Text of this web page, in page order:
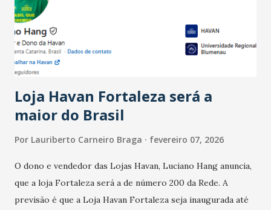
registraram equilíbrio financeiro. Já o percentual de
estabelecimentos no prejuízo ficou em 19%, pouco abaixo
do observado no mês anterior. Outros 1% não existiam em
novembro. Em relação a outubro, o faturamento também
cresceu. De acordo com a pesquisa, 44% dos n...
Loja Havan Fortaleza será a
maior do Brasil
Por Lauriberto Carneiro Braga fevereiro 07, 2026
O dono e vendedor das Lojas Havan, Luciano Hang anuncia,
que a loja Fortaleza será a de número 200 da Rede. A
previsão é que a Loja Havan Fortaleza seja inaugurada até